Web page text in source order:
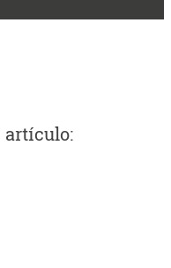
artículo: